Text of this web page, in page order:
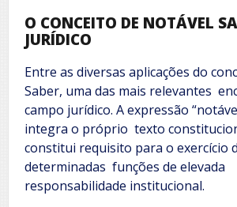
O CONCEITO DE NOTÁVEL
JURÍDICO
Entre as diversas aplicações do
Saber, uma das mais relevantes
campo jurídico. A expressão
integra o próprio texto
constitui requisito para o exercício
determinadas funções de elevada
responsabilidade institucional.